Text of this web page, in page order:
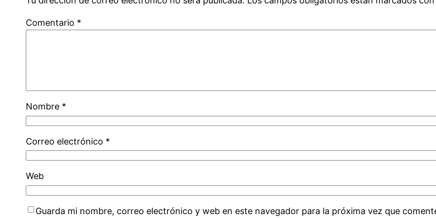
Comentario *
Nombre *
Correo electrónico *
Web
Guarda mi nombre, correo electrónico y web en este navegador para la próxima vez que